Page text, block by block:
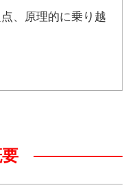
、原理的に乗り越